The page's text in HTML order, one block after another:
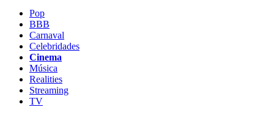
Pop
BBB
Carnaval
Celebridades
Cinema
Música
Realities
Streaming
TV